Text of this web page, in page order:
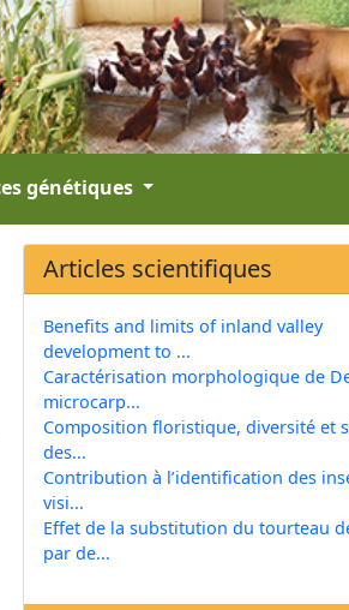
génétiques
Articles scientifiques
Benefits and limits of inland valley
development to ...
Caractérisation morphologique de
microcarp...
Composition floristique, diversité et
des...
Contribution à l’identification des
visi...
Effet de la substitution du tourteau
par de...